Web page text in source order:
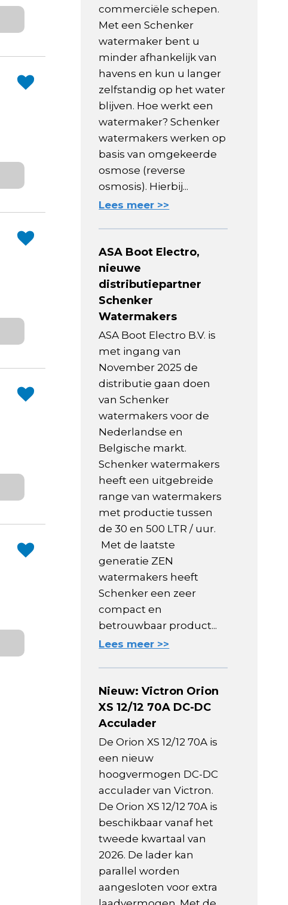
commerciële schepen.
Met een Schenker
watermaker bent u
minder afhankelijk van
havens en kun u langer
zelfstandig op het water
blijven. Hoe werkt een
watermaker? Schenker
watermakers werken op
basis van omgekeerde
osmose (reverse
osmosis). Hierbij...
Lees meer >>
ASA Boot Electro,
nieuwe
distributiepartner
Schenker
Watermakers
ASA Boot Electro B.V. is
met ingang van
November 2025 de
distributie gaan doen
van Schenker
watermakers voor de
Nederlandse en
Belgische markt.
Schenker watermakers
heeft een uitgebreide
range van watermakers
met productie tussen
de 30 en 500 LTR / uur.
Met de laatste
generatie ZEN
watermakers heeft
Schenker een zeer
compact en
betrouwbaar product...
Lees meer >>
Nieuw: Victron Orion
XS 12/12 70A DC-DC
Acculader
De Orion XS 12/12 70A is
een nieuw
hoogvermogen DC-DC
acculader van Victron.
De Orion XS 12/12 70A is
beschikbaar vanaf het
tweede kwartaal van
2026. De lader kan
parallel worden
aangesloten voor extra